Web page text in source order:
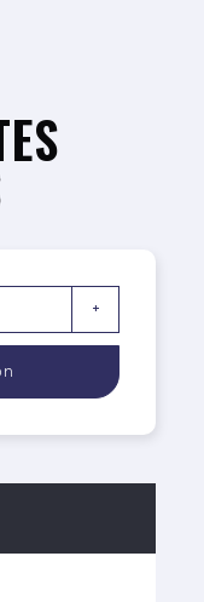
+